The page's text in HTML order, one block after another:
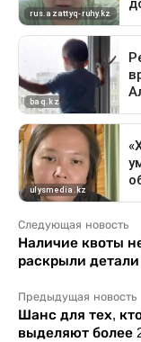
Следующая новость
Наличие квоты
раскрыли
Предыдущая новость
Шанс для тех,
выделяют более